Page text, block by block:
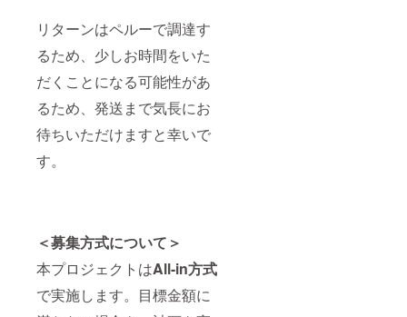
リターンはペルーで調達す
るため、少しお時間をいた
だくことになる可能性があ
るため、発送まで気長にお
待ちいただけますと幸いで
す。
＜募集方式について＞
本プロジェクトはAll-in方式
で実施します。目標金額に